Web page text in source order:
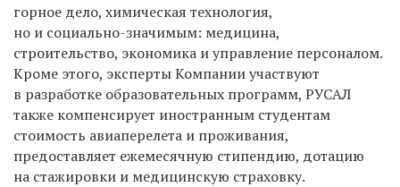
горное дело, химическая технология,
но и социально-значимым: медицина,
строительство, экономика и управление персоналом.
Кроме этого, эксперты Компании участвуют
в разработке образовательных программ, РУСАЛ
также компенсирует иностранным студентам
стоимость авиаперелета и проживания,
предоставляет ежемесячную стипендию, дотацию
на стажировки и медицинскую страховку.